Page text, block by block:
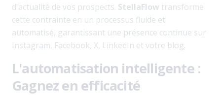
d'actualité de vos prospects. StellaFlow transforme
cette contrainte en un processus fluide et
automatisé, garantissant une présence continue sur
Instagram, Facebook, X, LinkedIn et votre blog.
L'automatisation intelligente :
Gagnez en efficacité